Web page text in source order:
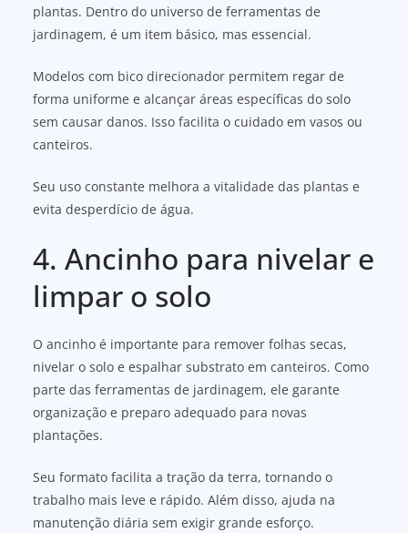
plantas. Dentro do universo de ferramentas de
jardinagem, é um item básico, mas essencial.
Modelos com bico direcionador permitem regar de
forma uniforme e alcançar áreas específicas do solo
sem causar danos. Isso facilita o cuidado em vasos ou
canteiros.
Seu uso constante melhora a vitalidade das plantas e
evita desperdício de água.
4. Ancinho para nivelar e
limpar o solo
O ancinho é importante para remover folhas secas,
nivelar o solo e espalhar substrato em canteiros. Como
parte das ferramentas de jardinagem, ele garante
organização e preparo adequado para novas
plantações.
Seu formato facilita a tração da terra, tornando o
trabalho mais leve e rápido. Além disso, ajuda na
manutenção diária sem exigir grande esforço.